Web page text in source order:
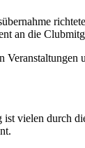
an die
Veranstaltungen
vielen durch